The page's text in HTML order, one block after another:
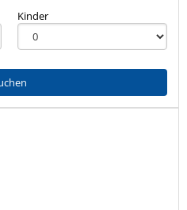
Kinder